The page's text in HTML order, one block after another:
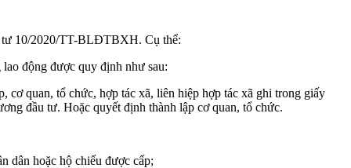
tư 10/2020/TT-BLĐTBXH. Cụ thể:
động được quy định như sau:
cơ quan, tổ chức, hợp tác xã, liên hiệp hợp tác xã ghi trong giấy
đầu tư. Hoặc quyết định thành lập cơ quan, tổ chức.
dân hoặc hộ chiếu được cấp;